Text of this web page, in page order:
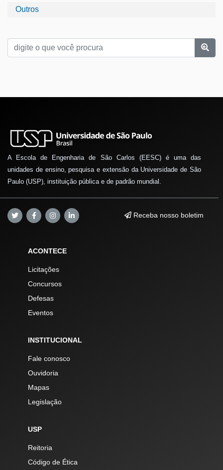
Outros
A Escola de Engenharia de São Carlos (EESC) é uma das
unidades de ensino, pesquisa e extensão da Universidade de São
Paulo (USP), instituição pública e de padrão mundial.
Receba nosso boletim
ACONTECE
Licitações
Concursos
Defesas
Eventos
INSTITUCIONAL
Fale conosco
Ouvidoria
Mapas
Legislação
USP
Reitoria
Código de Ética